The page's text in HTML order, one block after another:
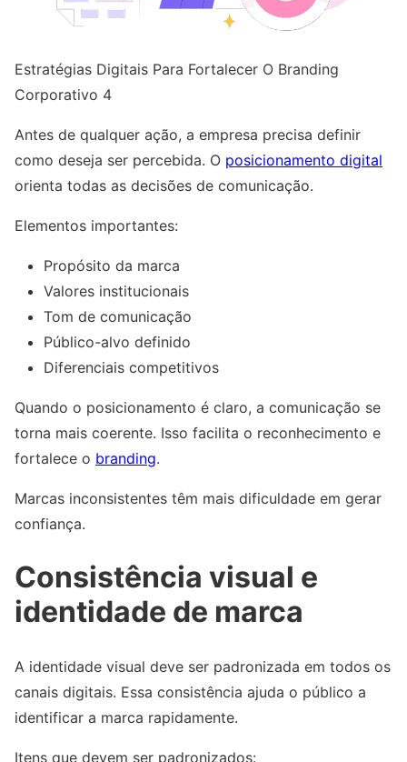
Estratégias Digitais Para Fortalecer O Branding
Corporativo 4
Antes de qualquer ação, a empresa precisa definir
como deseja ser percebida. O posicionamento digital
orienta todas as decisões de comunicação.
Elementos importantes:
Propósito da marca
Valores institucionais
Tom de comunicação
Público-alvo definido
Diferenciais competitivos
Quando o posicionamento é claro, a comunicação se
torna mais coerente. Isso facilita o reconhecimento e
fortalece o branding.
Marcas inconsistentes têm mais dificuldade em gerar
confiança.
Consistência visual e
identidade de marca
A identidade visual deve ser padronizada em todos os
canais digitais. Essa consistência ajuda o público a
identificar a marca rapidamente.
Itens que devem ser padronizados: